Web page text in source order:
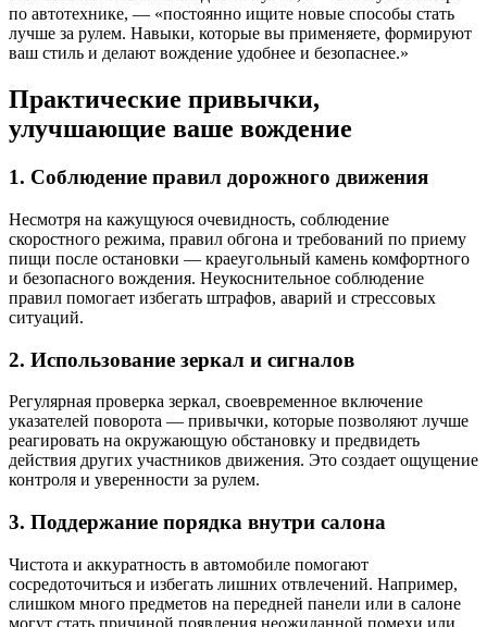
по автотехнике, — «постоянно ищите новые способы стать
лучше за рулем. Навыки, которые вы применяете, формируют
ваш стиль и делают вождение удобнее и безопаснее.»
Практические привычки,
улучшающие ваше вождение
1. Соблюдение правил дорожного движения
Несмотря на кажущуюся очевидность, соблюдение
скоростного режима, правил обгона и требований по приему
пищи после остановки — краеугольный камень комфортного
и безопасного вождения. Неукоснительное соблюдение
правил помогает избегать штрафов, аварий и стрессовых
ситуаций.
2. Использование зеркал и сигналов
Регулярная проверка зеркал, своевременное включение
указателей поворота — привычки, которые позволяют лучше
реагировать на окружающую обстановку и предвидеть
действия других участников движения. Это создает ощущение
контроля и уверенности за рулем.
3. Поддержание порядка внутри салона
Чистота и аккуратность в автомобиле помогают
сосредоточиться и избегать лишних отвлечений. Например,
слишком много предметов на передней панели или в салоне
могут стать причиной появления неожиданной помехи или